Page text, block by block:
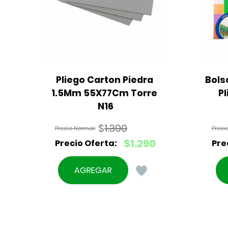
Pliego Carton Piedra
1.5Mm 55X77Cm Torre
N16
$1.390
El
precio
original
$1.290
El
precio
actual
AGREGAR